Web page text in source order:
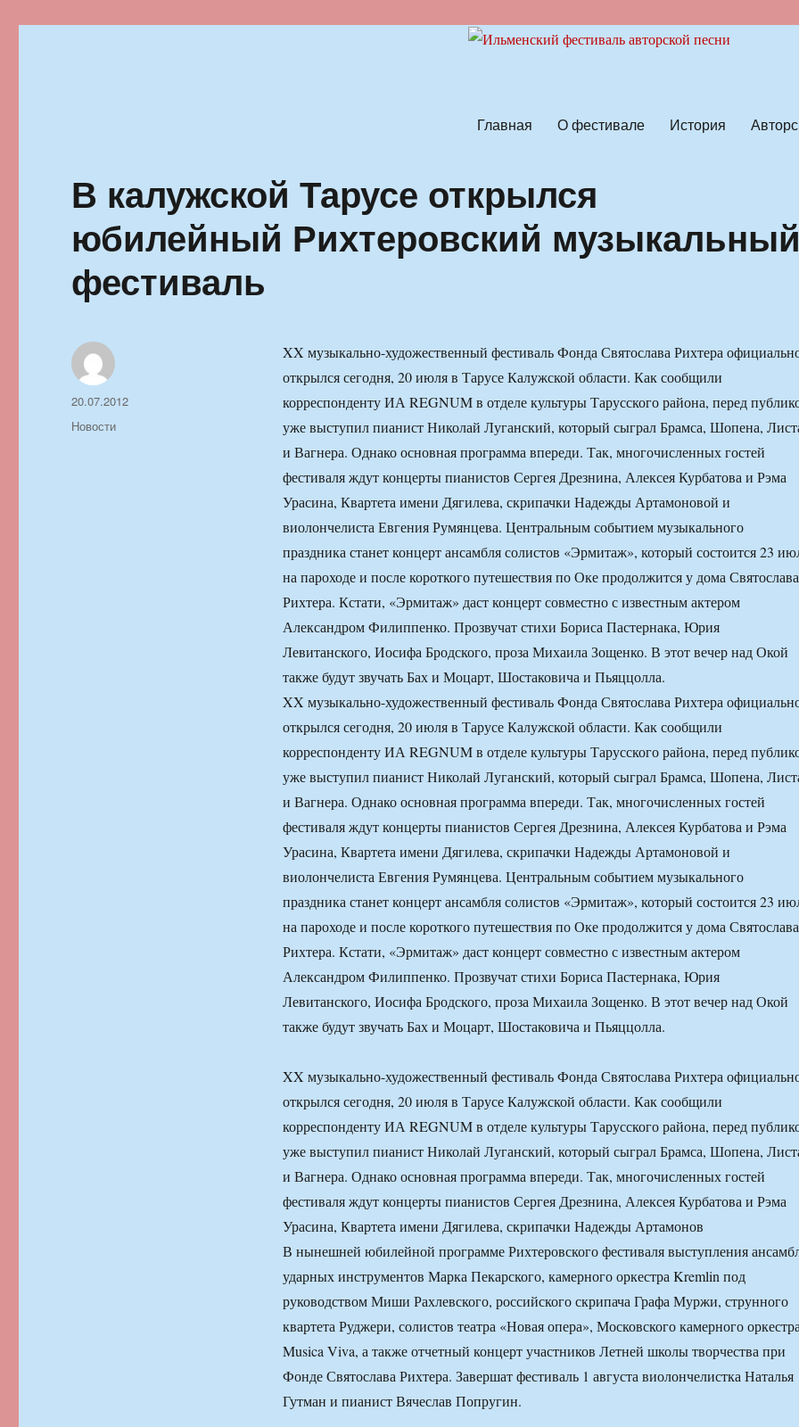
Главная О фестивале История
В калужской Тарусе открылся
юбилейный Рихтеровский музыкальный
фестиваль
XX музыкально-художественный фестиваль Фонда Святослава Рихтера
открылся сегодня, 20 июля в Тарусе Калужской области. Как сообщили
корреспонденту ИА REGNUM в отделе культуры Тарусского района, перед
уже выступил пианист Николай Луганский, который сыграл Брамса, Шопена,
и Вагнера. Однако основная программа впереди. Так, многочисленных гостей
фестиваля ждут концерты пианистов Сергея Дрезнина, Алексея Курбатова и Рэма
Урасина, Квартета имени Дягилева, скрипачки Надежды Артамоновой и
виолончелиста Евгения Румянцева. Центральным событием музыкального
праздника станет концерт ансамбля солистов «Эрмитаж», который состоится 23
на пароходе и после короткого путешествия по Оке продолжится у дома Святослава
Рихтера. Кстати, «Эрмитаж» даст концерт совместно с известным актером
Александром Филиппенко. Прозвучат стихи Бориса Пастернака, Юрия
Левитанского, Иосифа Бродского, проза Михаила Зощенко. В этот вечер над Окой
также будут звучать Бах и Моцарт, Шостаковича и Пьяццолла.
XX музыкально-художественный фестиваль Фонда Святослава Рихтера
открылся сегодня, 20 июля в Тарусе Калужской области. Как сообщили
корреспонденту ИА REGNUM в отделе культуры Тарусского района, перед
уже выступил пианист Николай Луганский, который сыграл Брамса, Шопена,
и Вагнера. Однако основная программа впереди. Так, многочисленных гостей
фестиваля ждут концерты пианистов Сергея Дрезнина, Алексея Курбатова и Рэма
Урасина, Квартета имени Дягилева, скрипачки Надежды Артамоновой и
виолончелиста Евгения Румянцева. Центральным событием музыкального
праздника станет концерт ансамбля солистов «Эрмитаж», который состоится 23
на пароходе и после короткого путешествия по Оке продолжится у дома Святослава
Рихтера. Кстати, «Эрмитаж» даст концерт совместно с известным актером
Александром Филиппенко. Прозвучат стихи Бориса Пастернака, Юрия
Левитанского, Иосифа Бродского, проза Михаила Зощенко. В этот вечер над Окой
также будут звучать Бах и Моцарт, Шостаковича и Пьяццолла.
XX музыкально-художественный фестиваль Фонда Святослава Рихтера
открылся сегодня, 20 июля в Тарусе Калужской области. Как сообщили
корреспонденту ИА REGNUM в отделе культуры Тарусского района, перед
уже выступил пианист Николай Луганский, который сыграл Брамса, Шопена,
и Вагнера. Однако основная программа впереди. Так, многочисленных гостей
фестиваля ждут концерты пианистов Сергея Дрезнина, Алексея Курбатова и Рэма
Урасина, Квартета имени Дягилева, скрипачки Надежды Артамонов
В нынешней юбилейной программе Рихтеровского фестиваля выступления
ударных инструментов Марка Пекарского, камерного оркестра Kremlin под
руководством Миши Рахлевского, российского скрипача Графа Муржи, струнного
квартета Руджери, солистов театра «Новая опера», Московского камерного
Musica Viva, а также отчетный концерт участников Летней школы творчества при
Фонде Святослава Рихтера. Завершат фестиваль 1 августа виолончелистка Наталья
Гутман и пианист Вячеслав Попругин.
Автор
Опубликовано
20.07.2012
Рубрики
Новости